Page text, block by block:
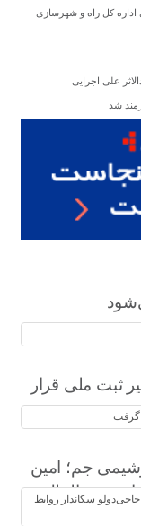
کل راه و شهرسازی
علی اجرایی
شد
مسیر ثبت ملی قرار
جم؛ امین
بین‌الملل